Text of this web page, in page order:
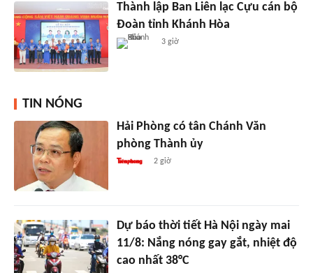
Thành lập Ban Liên lạc Cựu cán bộ
Đoàn tỉnh Khánh Hòa
3 giờ
TIN NÓNG
Hải Phòng có tân Chánh Văn
phòng Thành ủy
2 giờ
Dự báo thời tiết Hà Nội ngày mai
11/8: Nắng nóng gay gắt, nhiệt độ
cao nhất 38°C